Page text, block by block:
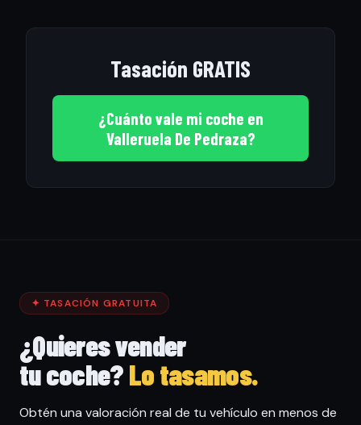
Tasación GRATIS
¿Cuánto vale mi coche en
Valleruela De Pedraza?
✦ TASACIÓN GRATUITA
¿Quieres vender
tu coche?Lo tasamos.
Obtén una valoración real de tu vehículo en menos de